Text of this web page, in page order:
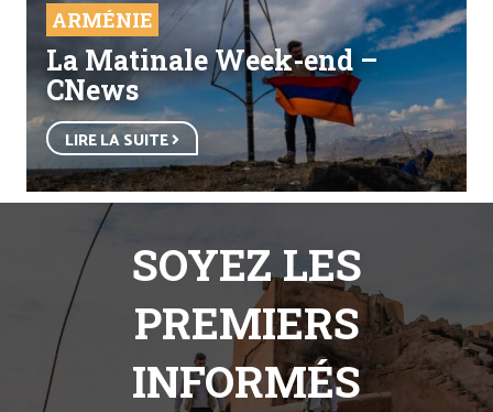
ARMÉNIE
La Matinale Week-end –
CNews
LIRE LA SUITE
SOYEZ LES
PREMIERS
INFORMÉS